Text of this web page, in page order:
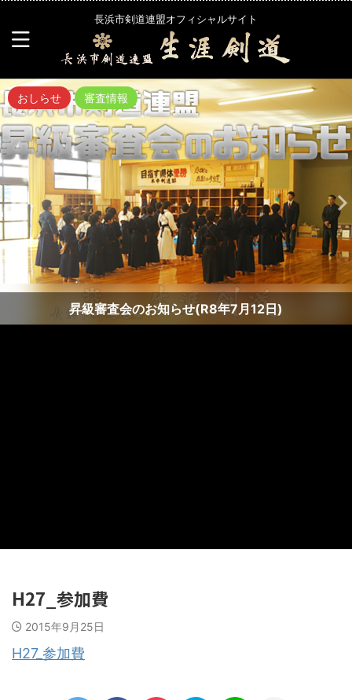
長浜市剣道連盟オフィシャルサイト
おしらせ 審査情報
昇級審査会のお知らせ(R8年7月12日)
H27_参加費
2015年9月25日
H27_参加費